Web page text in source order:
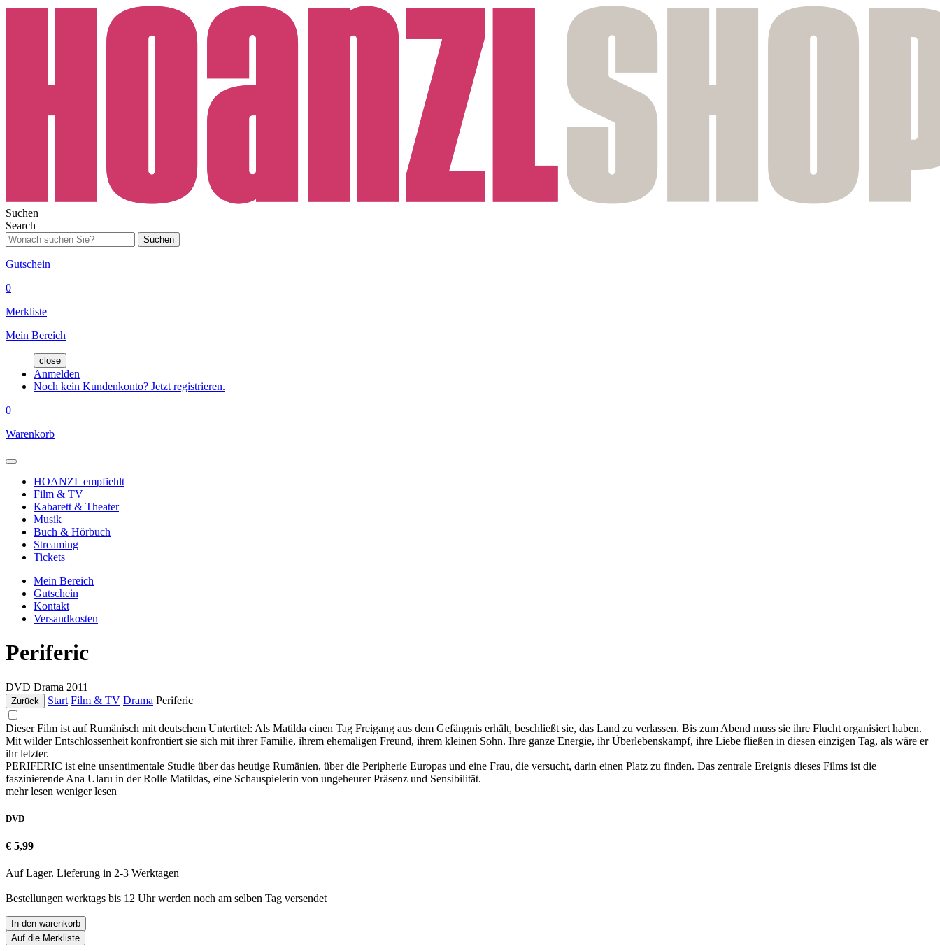
Suchen
Search
Suchen
Gutschein
0
Merkliste
Mein Bereich
close
Anmelden
Noch kein Kundenkonto? Jetzt registrieren.
0
Warenkorb
HOANZL empfiehlt
Film & TV
Kabarett & Theater
Musik
Buch & Hörbuch
Streaming
Tickets
Mein Bereich
Gutschein
Kontakt
Versandkosten
Periferic
DVD Drama 2011
Zurück Start Film & TV Drama Periferic
Dieser Film ist auf Rumänisch mit deutschem Untertitel: Als Matilda einen Tag Freigang aus dem Gefängnis erhält, beschließt sie, das Land zu verlassen. Bis zum Abend muss sie ihre Flucht organisiert haben.
Mit wilder Entschlossenheit konfrontiert sie sich mit ihrer Familie, ihrem ehemaligen Freund, ihrem kleinen Sohn. Ihre ganze Energie, ihr Überlebenskampf, ihre Liebe fließen in diesen einzigen Tag, als wäre er
ihr letzter.
PERIFERIC ist eine unsentimentale Studie über das heutige Rumänien, über die Peripherie Europas und eine Frau, die versucht, darin einen Platz zu finden. Das zentrale Ereignis dieses Films ist die
faszinierende Ana Ularu in der Rolle Matildas, eine Schauspielerin von ungeheurer Präsenz und Sensibilität.
mehr lesen weniger lesen
DVD
€ 5,99
Auf Lager. Lieferung in 2-3 Werktagen
Bestellungen werktags bis 12 Uhr werden noch am selben Tag versendet
In den warenkorb
Auf die Merkliste